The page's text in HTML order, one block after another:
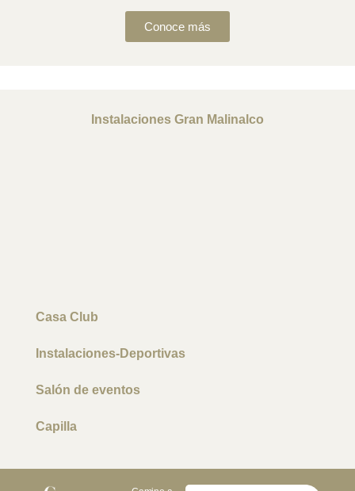
Conoce más
Instalaciones Gran Malinalco
Casa Club
Instalaciones-Deportivas
Salón de eventos
Capilla